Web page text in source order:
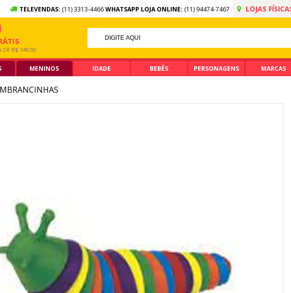
TELEVENDAS: (11) 3313-4466WHATSAPP LOJA ONLINE: (11) 94474-7467 LOJAS
149,90
5% OFF NO PIX
PIX ACIMA DE R$ 99,90
MENINOS IDADE BEBÊS PERSONAGENS MARCAS